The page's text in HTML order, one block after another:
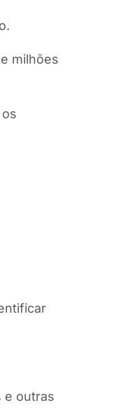
milhões
e outras